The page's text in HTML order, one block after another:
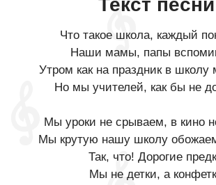
Текст песни
Что такое школа, каждый
Наши мамы, папы
Утром как на праздник в
Но мы учителей, как бы не
Мы уроки не срываем, в кино
Мы крутую нашу школу
Так, что! Дорогие
Мы не детки, а